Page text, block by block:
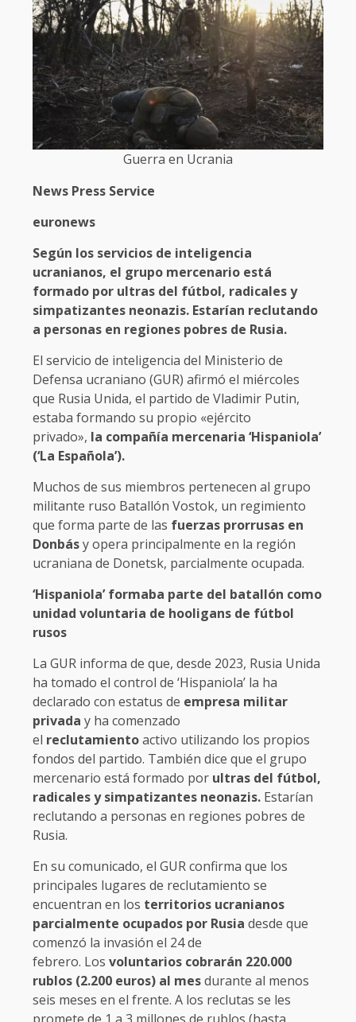
Guerra en Ucrania
News Press Service
euronews
Según los servicios de inteligencia
ucranianos, el grupo mercenario está
formado por ultras del fútbol, radicales y
simpatizantes neonazis. Estarían reclutando
a personas en regiones pobres de Rusia.
El servicio de inteligencia del Ministerio de
Defensa ucraniano (GUR) afirmó el miércoles
que Rusia Unida, el partido de Vladimir Putin,
estaba formando su propio «ejército
privado», la compañía mercenaria ‘Hispaniola’
(‘La Española’).
Muchos de sus miembros pertenecen al grupo
militante ruso Batallón Vostok, un regimiento
que forma parte de las fuerzas prorrusas en
Donbásy opera principalmente en la región
ucraniana de Donetsk, parcialmente ocupada.
‘Hispaniola’ formaba parte del batallón como
unidad voluntaria de hooligans de fútbol
rusos
La GUR informa de que, desde 2023, Rusia Unida
ha tomado el control de ‘Hispaniola’ la ha
declarado con estatus de empresa militar
privada y ha comenzado
el reclutamientoactivo utilizando los propios
fondos del partido. También dice que el grupo
mercenario está formado por ultras del fútbol,
radicales y simpatizantes neonazis. Estarían
reclutando a personas en regiones pobres de
Rusia.
En su comunicado, el GUR confirma que los
principales lugares de reclutamiento se
encuentran en los territorios ucranianos
parcialmente ocupados por Rusia desde que
comenzó la invasión el 24 de
febrero. Los voluntarios cobrarán 220.000
rublos (2.200 euros) al mesdurante al menos
seis meses en el frente. A los reclutas se les